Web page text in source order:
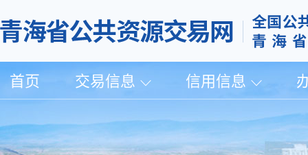
首页 交易信息 信用信息